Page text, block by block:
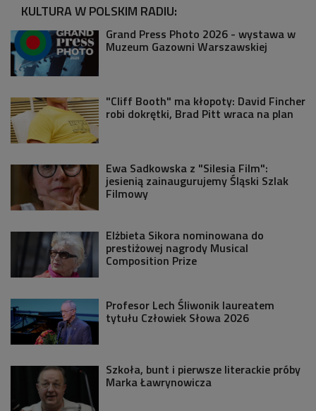
KULTURA W POLSKIM RADIU:
Grand Press Photo 2026 - wystawa w
Muzeum Gazowni Warszawskiej
"Cliff Booth" ma kłopoty: David Fincher
robi dokrętki, Brad Pitt wraca na plan
Ewa Sadkowska z "Silesia Film":
jesienią zainaugurujemy Śląski Szlak
Filmowy
Elżbieta Sikora nominowana do
prestiżowej nagrody Musical
Composition Prize
Profesor Lech Śliwonik laureatem
tytułu Człowiek Słowa 2026
Szkoła, bunt i pierwsze literackie próby
Marka Ławrynowicza